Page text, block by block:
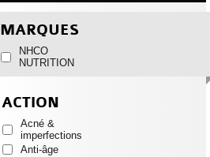
MARQUES
NHCO
NUTRITION
ACTION
Acné &
imperfections
Anti-âge